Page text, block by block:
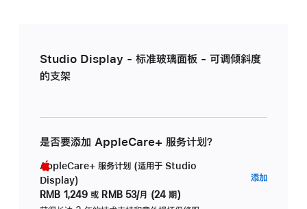
Studio Display - 标准玻璃面板 - 可调倾斜度
的支架
是否要添加 AppleCare+ 服务计划？
AppleCare+ 服务计划 (适用于 Studio
Display)
RMB 1,249 或 RMB 53/月 (24 期)
添加